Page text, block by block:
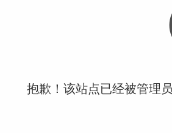
抱歉！该站点已经被管理